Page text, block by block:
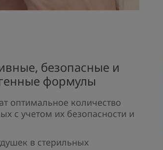
безопасные и
формулы
оптимальное количество
с учетом их безопасности и
в стерильных